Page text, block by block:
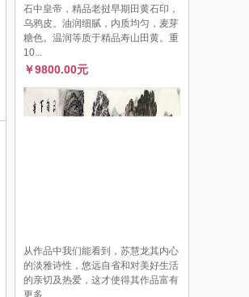
石中皇帝，精品老挝早期田黄石印，
乌鸦皮。油润细腻，内质均匀，麦芽
糖色。温润等质于精品寿山田黄。重
10...
￥9800.00元
从作品中我们能看到，苏慧龙其内心
的淡雅诗性，悠远自省和对美好生活
的亲切及热爱，这才使得其作品富有